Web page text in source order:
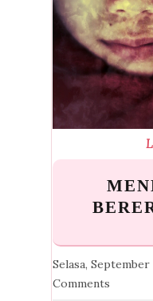
Selasa, September
Comments